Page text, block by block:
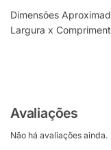
Dimensões
Largura x
Avaliações
Não há avaliações ainda.